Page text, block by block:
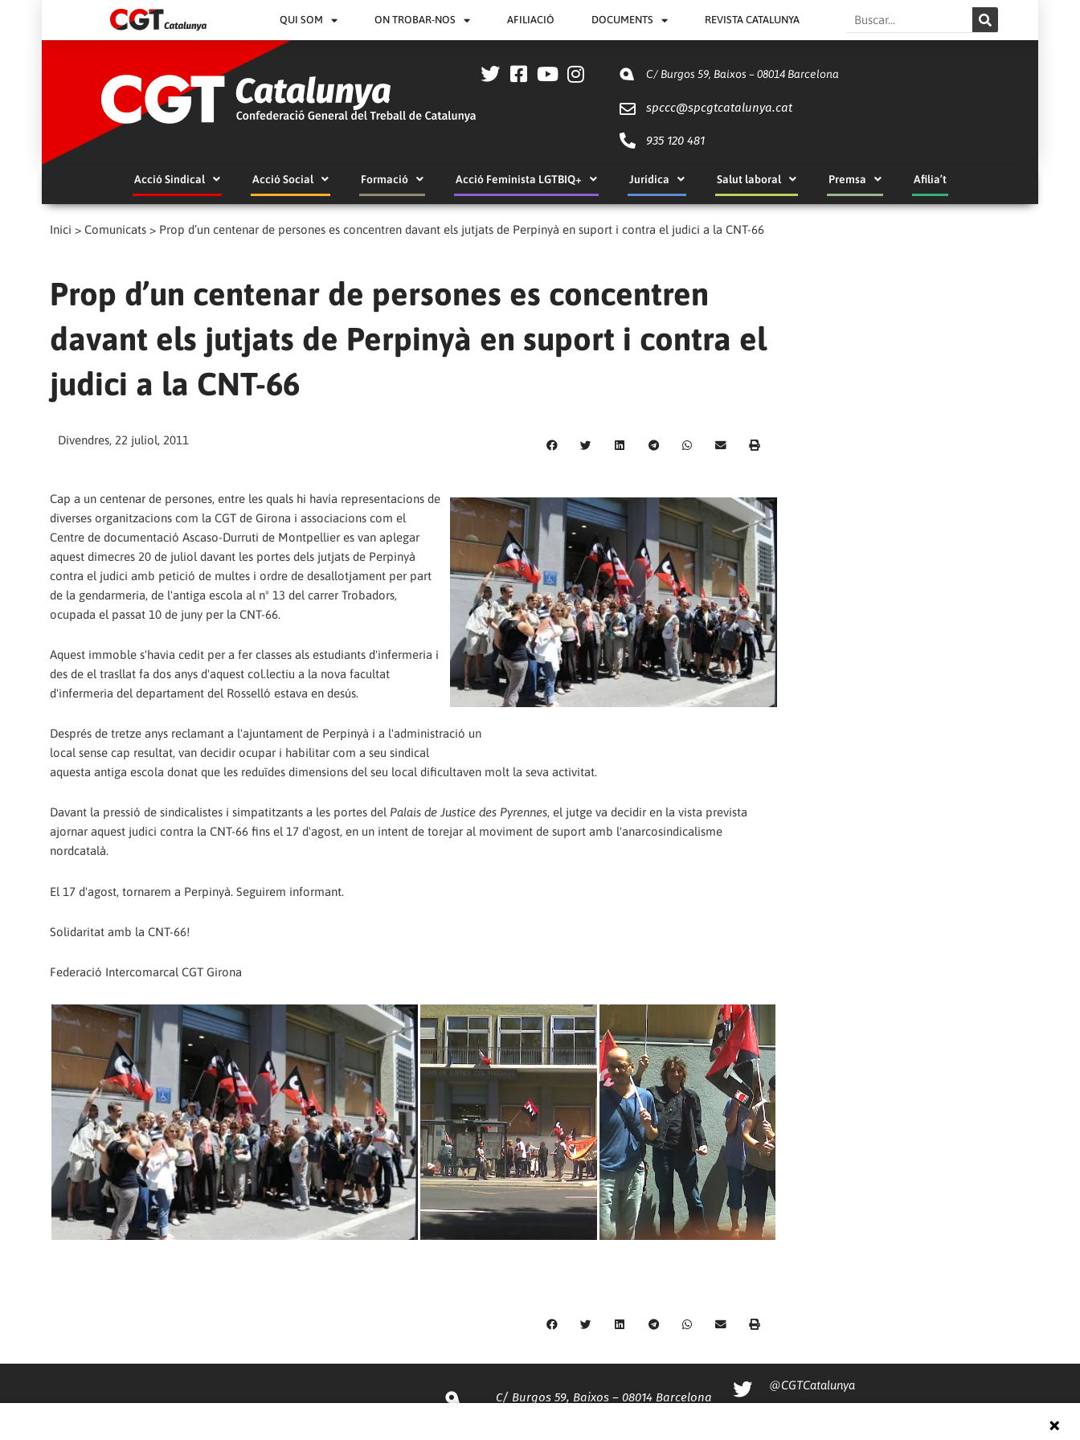
QUI SOM ON TROBAR-NOS AFILIACIÓ DOCUMENTS REVISTA CATALUNYA Search
C/ Burgos 59, Baixos – 08014 Barcelona
spccc@spcgtcatalunya.cat
935 120 481
Acció Sindical Acció Social Formació Acció Feminista LGTBIQ+ Jurídica Salut laboral Premsa Afilia’t
Inici > Comunicats > Prop d’un centenar de persones es concentren davant els jutjats de Perpinyà en suport i contra el judici a la CNT-66
Prop d’un centenar de persones es concentren
davant els jutjats de Perpinyà en suport i contra el
judici a la CNT-66
Divendres, 22 juliol, 2011
Cap a un centenar de persones, entre les quals hi havía representacions de
diverses organitzacions com la CGT de Girona i associacions com el
Centre de documentació Ascaso-Durruti de Montpellier es van aplegar
aquest dimecres 20 de juliol davant les portes dels jutjats de Perpinyà
contra el judici amb petició de multes i ordre de desallotjament per part
de la gendarmeria, de l'antiga escola al nº 13 del carrer Trobadors,
ocupada el passat 10 de juny per la CNT-66.
Aquest immoble s'havia cedit per a fer classes als estudiants d'infermeria i
des de el trasllat fa dos anys d'aquest col.lectiu a la nova facultat
d'infermeria del departament del Rosselló estava en desús.
Després de tretze anys reclamant a l'ajuntament de Perpinyà i a l'administració un
local sense cap resultat, van decidir ocupar i habilitar com a seu sindical
aquesta antiga escola donat que les reduïdes dimensions del seu local dificultaven molt la seva activitat.
Davant la pressió de sindicalistes i simpatitzants a les portes del Palais de Justice des Pyrennes, el jutge va decidir en la vista prevista
ajornar aquest judici contra la CNT-66 fins el 17 d'agost, en un intent de torejar al moviment de suport amb l'anarcosindicalisme
nordcatalà.
El 17 d'agost, tornarem a Perpinyà. Seguirem informant.
Solidaritat amb la CNT-66!
Federació Intercomarcal CGT Girona
C/ Burgos 59, Baixos – 08014 Barcelona
@CGTCatalunya